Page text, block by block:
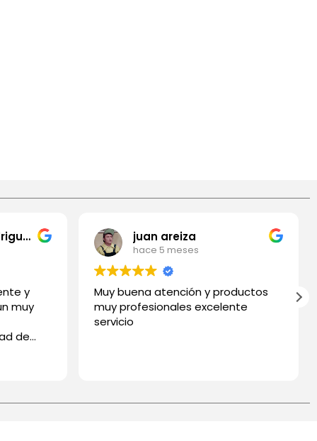
Fredy Gomez Rodriguez
y
muy
de
juan areiza
hace 5 meses
Muy buena atención y productos
muy profesionales excelente
servicio